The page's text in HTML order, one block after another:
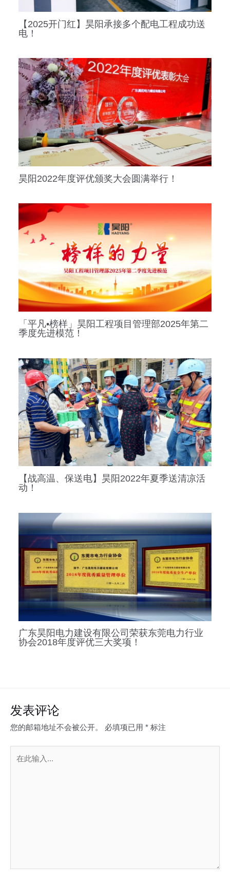
【2025开门红】昊阳承接多个配电工程成功送
电！
昊阳2022年度评优颁奖大会圆满举行！
「平凡•榜样」昊阳工程项目管理部2025年第二
季度先进模范！
【战高温、保送电】昊阳2022年夏季送清凉活
动！
广东昊阳电力建设有限公司荣获东莞电力行业
协会2018年度评优三大奖项！
发表评论
您的邮箱地址不会被公开。 必填项已用 * 标注